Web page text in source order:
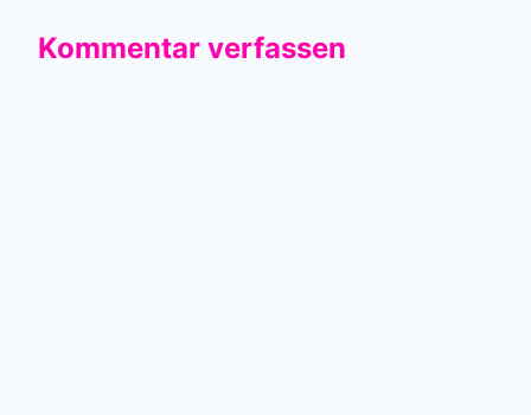
Kommentar verfassen